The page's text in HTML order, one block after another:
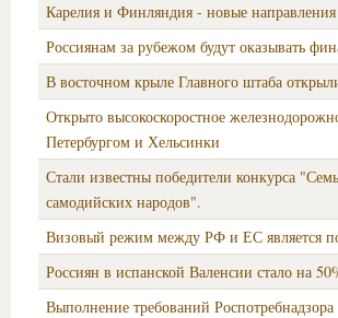
Карелия и Финляндия - новые направления
Россиянам за рубежом будут оказывать
В восточном крыле Главного штаба
Открыто высокоскоростное
Петербургом и Хельсинки
Стали известны победители конкурса
самодийских народов".
Визовый режим между РФ и ЕС является
Россиян в испанской Валенсии стало на
Выполнение требований